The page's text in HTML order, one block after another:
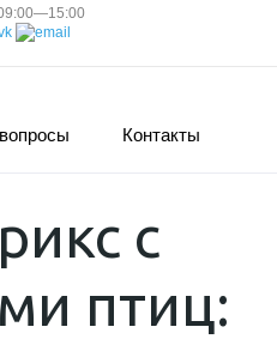
Контакты
с
птиц: